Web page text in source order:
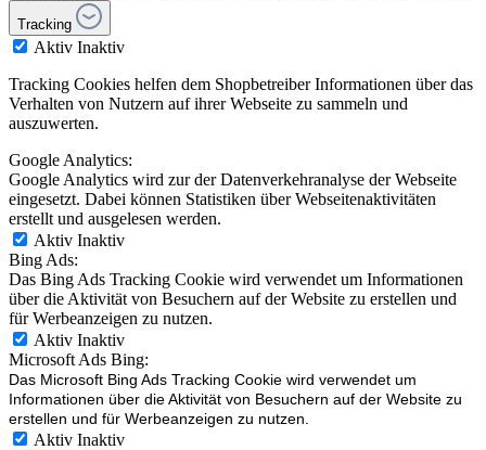
Tracking
Aktiv Inaktiv
Tracking Cookies helfen dem Shopbetreiber Informationen über das
Verhalten von Nutzern auf ihrer Webseite zu sammeln und
auszuwerten.
Google Analytics:
Google Analytics wird zur der Datenverkehranalyse der Webseite
eingesetzt. Dabei können Statistiken über Webseitenaktivitäten
erstellt und ausgelesen werden.
Aktiv Inaktiv
Bing Ads:
Das Bing Ads Tracking Cookie wird verwendet um Informationen
über die Aktivität von Besuchern auf der Website zu erstellen und
für Werbeanzeigen zu nutzen.
Aktiv Inaktiv
Microsoft Ads Bing:
Das Microsoft Bing Ads Tracking Cookie wird verwendet um
Informationen über die Aktivität von Besuchern auf der Website zu
erstellen und für Werbeanzeigen zu nutzen.
Aktiv Inaktiv